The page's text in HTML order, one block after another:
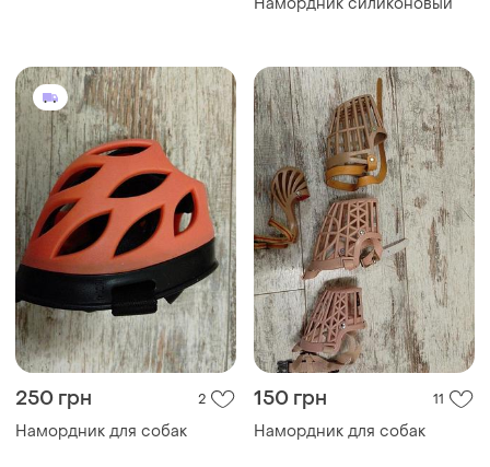
250 грн 2
Намордник для собак
150 грн 11
Намордник для собак